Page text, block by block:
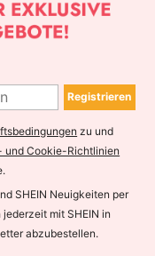
Registrieren
zu und
und Cookie-Richtlinien
SHEIN Neuigkeiten per
mit SHEIN in
abzubestellen.